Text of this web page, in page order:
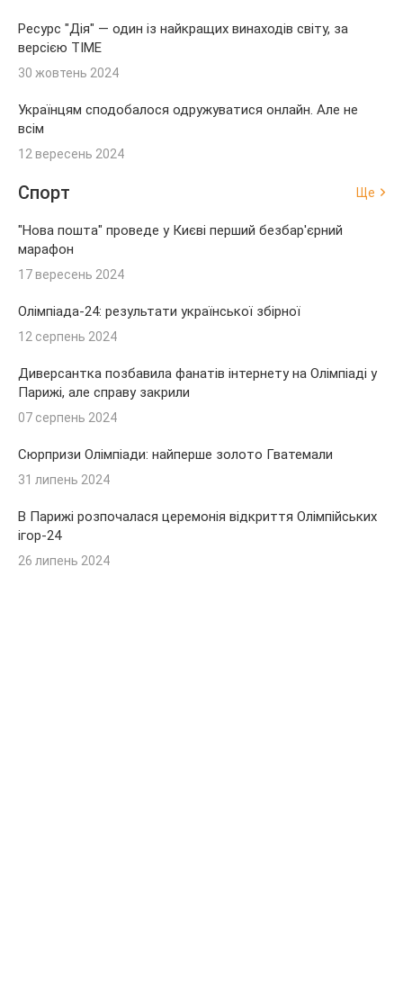
Ресурс "Дія" — один із найкращих винаходів світу, за
версією TIME
30 жовтень 2024
Українцям сподобалося одружуватися онлайн. Але не
всім
12 вересень 2024
Спорт Ще
"Нова пошта" проведе у Києві перший безбар'єрний
марафон
17 вересень 2024
Олімпіада-24: результати української збірної
12 серпень 2024
Диверсантка позбавила фанатів інтернету на Олімпіаді у
Парижі, але справу закрили
07 серпень 2024
Сюрпризи Олімпіади: найперше золото Гватемали
31 липень 2024
В Парижі розпочалася церемонія відкриття Олімпійських
ігор-24
26 липень 2024